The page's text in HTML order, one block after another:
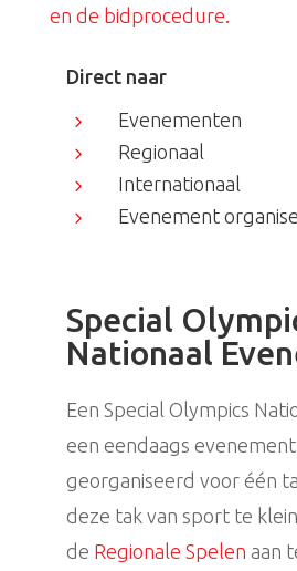
en de bidprocedure.
Direct naar
5
Evenementen
5
Regionaal
5
Internationaal
5
Evenement
Special
Nationaal
Een Special Olympics
een eendaags
georganiseerd voor één
deze tak van sport te
de Regionale Spelen aan